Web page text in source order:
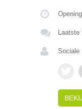
Laatste
Sociale